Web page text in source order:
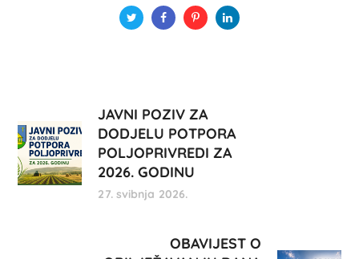
JAVNI POZIV ZA
DODJELU POTPORA
POLJOPRIVREDI ZA
2026. GODINU
27. svibnja 2026.
OBAVIJEST O